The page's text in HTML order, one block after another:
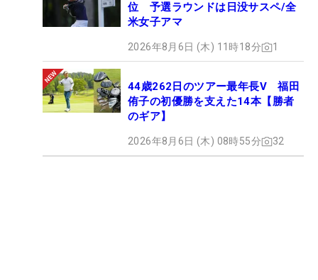
位 予選ラウンドは日没サスペ/全
米女子アマ
2026年8月6日 (木) 11時18分 1
44歳262日のツアー最年長V 福田
侑子の初優勝を支えた14本【勝者
のギア】
2026年8月6日 (木) 08時55分 32